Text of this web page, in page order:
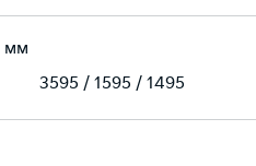
мм
3595 / 1595 / 1495